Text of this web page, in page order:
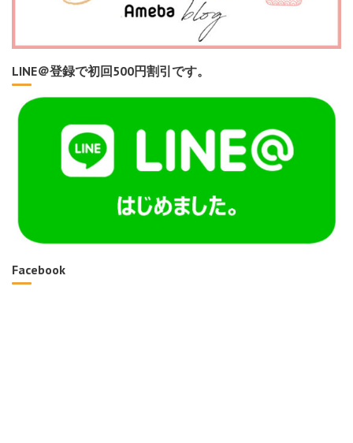
LINE＠登録で初回500円割引です。
Facebook